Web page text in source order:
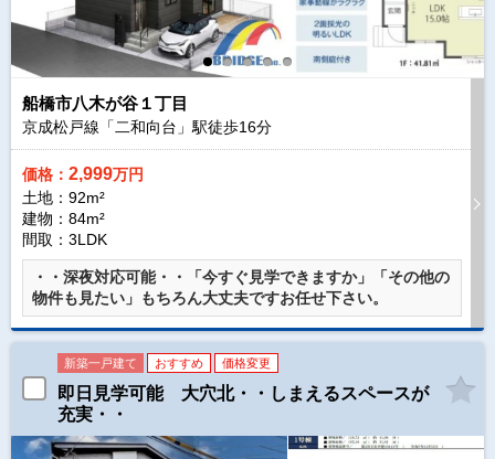
船橋市八木が谷１丁目
京成松戸線「二和向台」駅徒歩16分
価格： 2,999万円
土地：92m²
建物：84m²
間取：3LDK
・・深夜対応可能・・「今すぐ見学できますか」「その他の
物件も見たい」もちろん大丈夫ですお任せ下さい。
新築一戸建て おすすめ 価格変更
即日見学可能 大穴北・・しまえるスペースが
充実・・